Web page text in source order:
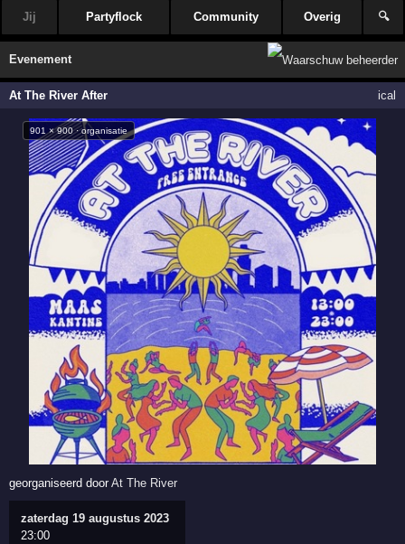
Jij Partyflock Community Overig 🔍
Evenement
At The River After ical
901 × 900 · organisatie
georganiseerd doorAt The River
zaterdag 19 augustus 2023
23:00